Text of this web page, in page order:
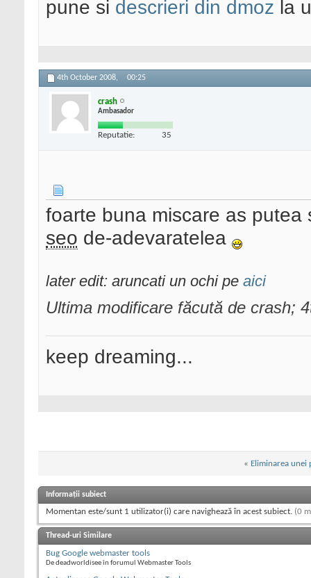
pune si descrieri din dmoz la
4th October 2008, 00:25
crash
Ambasador
Reputatie: 35
foarte buna miscare as
seo de-adevaratelea
later edit: aruncati un ochi pe aici
Ultima modificare făcută de crash;
keep dreaming...
« Eliminarea unei
Informații subiect
Momentan este/sunt 1 utilizator(i) care navighează în acest subiect. (0
Thread-uri Similare
Bug Google webmaster tools
De deadworldisee în forumul Webmaster Tools